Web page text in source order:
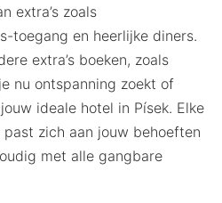
extra’s zoals
toegang en heerlijke diners.
extra’s boeken, zoals
nu ontspanning zoekt of
ideale hotel in Písek. Elke
zich aan jouw behoeften
met alle gangbare